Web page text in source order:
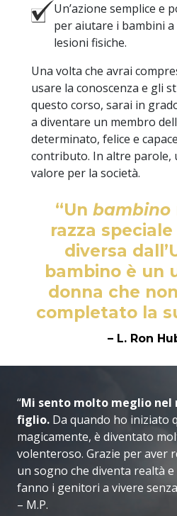
Un’azione semplice e
per aiutare i bambini
lesioni fisiche.
Una volta che avrai
usare la conoscenza e gli
questo corso, sarai in
a diventare un membro
determinato, felice e
contributo. In altre parole,
valore per la società.
“Un bambino
razza
diversa
bambino è un
donna che
completato la
– L. Ron
“Mi sento molto meglio nel
figlio. Da quando ho iniziato
magicamente, è diventato
volenteroso. Grazie per aver
un sogno che diventa realtà
fanno i genitori a vivere
– M.P.